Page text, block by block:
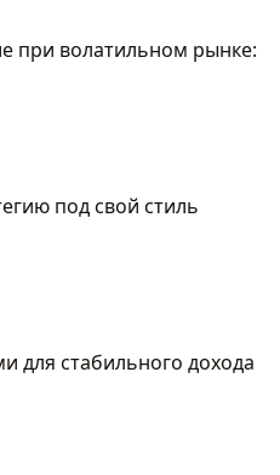
при волатильном рынке:
под свой стиль
для стабильного дохода